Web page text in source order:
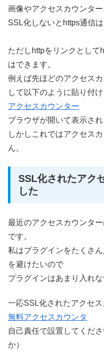
画像やアクセスカウンタ
SSL化しないとhttps通信
ただしhttpをリンクとして
はできます。
例えば先ほどのアクセス
して以下のように貼り付け
アクセスカウンター
プラウザが開いて表示され
しかしこれではアクセス
ん。
SSL化されたアク
した
最近のアクセスカウンタ
です。
私はプラグインをたくさ
を避けたいので
プラグインはあまり入れな
一応SSL化されたアクセス
無料アクセスカウンタ
自己責任で設置してくだ
か）